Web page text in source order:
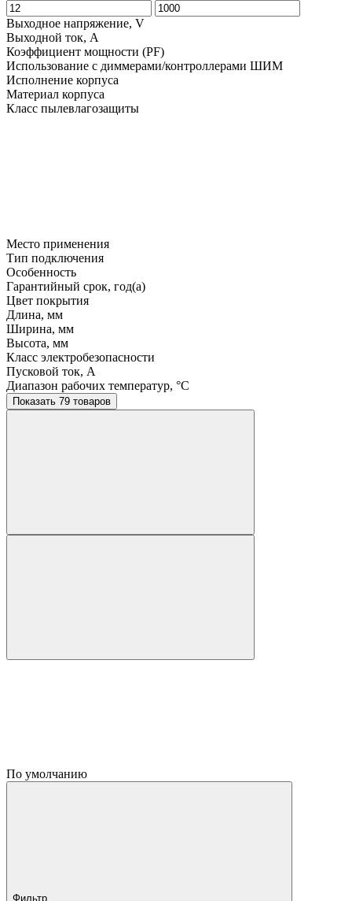
Выходное напряжение, V
Выходной ток, A
Коэффициент мощности (PF)
Использование с диммерами/контроллерами ШИМ
Исполнение корпуса
Материал корпуса
Класс пылевлагозащиты
Место применения
Тип подключения
Особенность
Гарантийный срок, год(а)
Цвет покрытия
Длина, мм
Ширина, мм
Высота, мм
Класс электробезопасности
Пусковой ток, A
Диапазон рабочих температур, °C
Показать 79 товаров
По умолчанию
Фильтр